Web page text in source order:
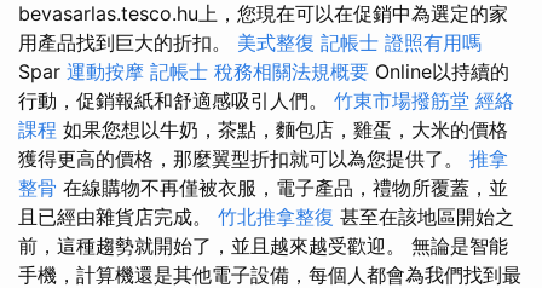
bevasarlas.tesco.hu上，您現在可以在促銷中為選定的家
用產品找到巨大的折扣。 美式整復 記帳士 證照有用嗎
Spar 運動按摩 記帳士 稅務相關法規概要 Online以持續的
行動，促銷報紙和舒適感吸引人們。 竹東市場撥筋堂 經絡
課程 如果您想以牛奶，茶點，麵包店，雞蛋，大米的價格
獲得更高的價格，那麼翼型折扣就可以為您提供了。 推拿
整骨 在線購物不再僅被衣服，電子產品，禮物所覆蓋，並
且已經由雜貨店完成。 竹北推拿整復 甚至在該地區開始之
前，這種趨勢就開始了，並且越來越受歡迎。 無論是智能
手機，計算機還是其他電子設備，每個人都會為我們找到最